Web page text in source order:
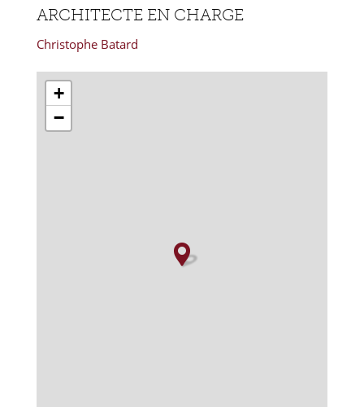
ARCHITECTE EN CHARGE
Christophe Batard
+
−